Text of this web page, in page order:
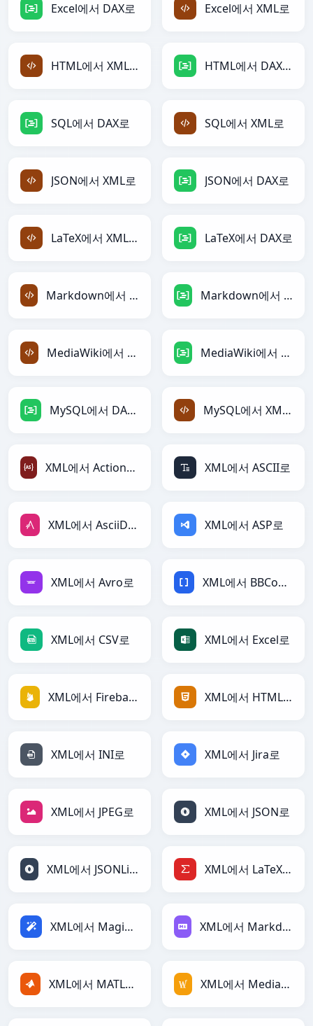
Excel에서 DAX로 Excel에서 XML로
HTML에서 XML로 HTML에서 DAX로
SQL에서 DAX로 SQL에서 XML로
JSON에서 XML로 JSON에서 DAX로
LaTeX에서 XML로 LaTeX에서 DAX로
Markdown에서 XML로 Markdown에서 DAX로
MediaWiki에서 XML로 MediaWiki에서 DAX로
MySQL에서 DAX로 MySQL에서 XML로
XML에서 ActionScript로 XML에서 ASCII로
XML에서 AsciiDoc로 XML에서 ASP로
XML에서 Avro로 XML에서 BBCode로
XML에서 CSV로 XML에서 Excel로
XML에서 Firebase로 XML에서 HTML로
XML에서 INI로 XML에서 Jira로
XML에서 JPEG로 XML에서 JSON로
XML에서 JSONLines로 XML에서 LaTeX로
XML에서 Magic로 XML에서 Markdown로
XML에서 MATLAB로 XML에서 MediaWiki로